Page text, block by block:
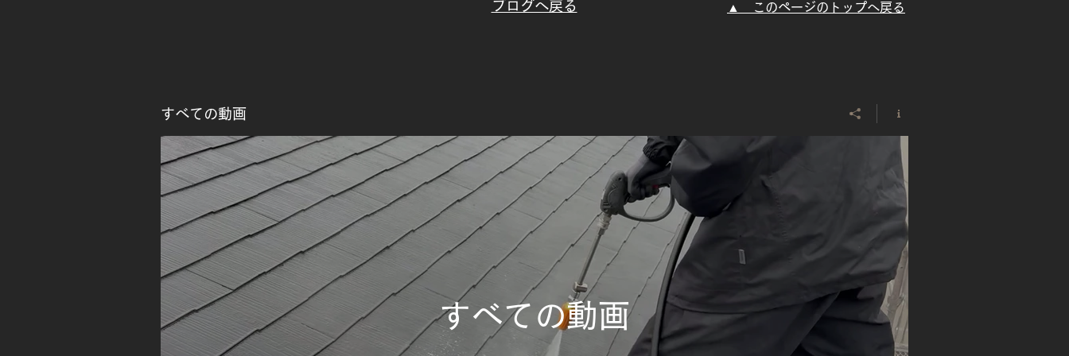
根の高圧洗浄機による水洗い
立てレポート｜難しい現場も
ブログへ​戻る ​▲ このページのトップへ戻る
すべての動画
すべての動画